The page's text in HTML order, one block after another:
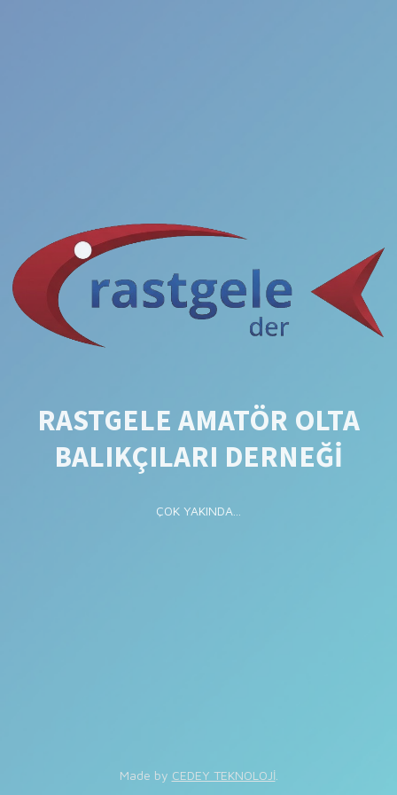
RASTGELE AMATÖR OLTA
BALIKÇILARI DERNEĞİ
ÇOK YAKINDA...
Made by CEDEY TEKNOLOJİ